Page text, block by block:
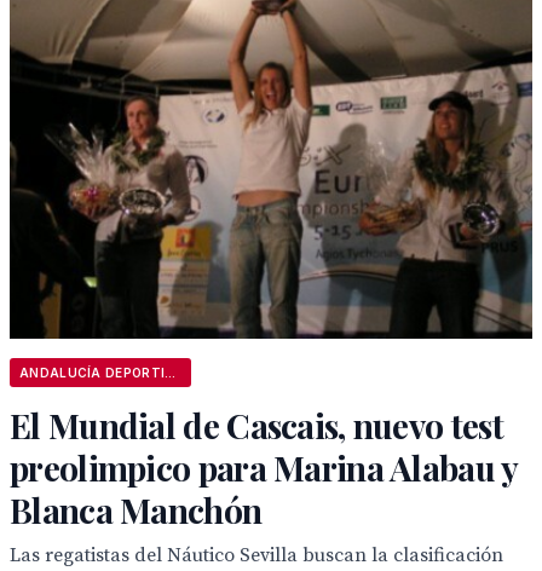
El Mundial de Cascais, nuevo test
preolimpico para Marina Alabau y
Blanca Manchón
Las regatistas del Náutico Sevilla buscan la clasificación